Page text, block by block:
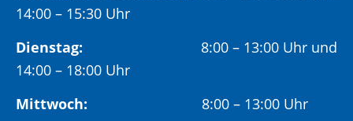
14:00 – 15:30 Uhr
Dienstag: 8:00 – 13:00 Uhr und
14:00 – 18:00 Uhr
Mittwoch: 8:00 – 13:00 Uhr